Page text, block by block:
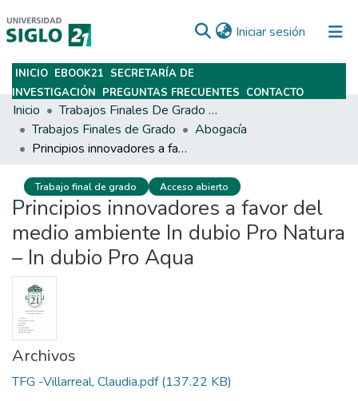
Iniciar sesión (current)
Subir
INICIO EBOOK21 SECRETARÍA DE
INVESTIGACIÓN PREGUNTAS FRECUENTES CONTACTO
Inicio
Trabajos Finales De Grado Y Posgrado
Trabajos Finales de Grado
Abogacía
Principios innovadores a favor del medio ambiente In dubio Pro Natura – In dubio Pro Aqua
Trabajo final de grado Acceso abierto
Principios innovadores a favor del
medio ambiente In dubio Pro Natura
– In dubio Pro Aqua
Archivos
TFG -Villarreal, Claudia.pdf(137.22 KB)